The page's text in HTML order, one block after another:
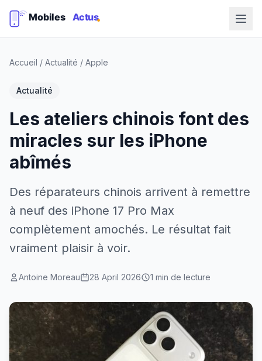
Accueil / Actualité / Apple
Actualité
Les ateliers chinois font des
miracles sur les iPhone
abîmés
Des réparateurs chinois arrivent à remettre
à neuf des iPhone 17 Pro Max
complètement amochés. Le résultat fait
vraiment plaisir à voir.
Antoine Moreau 28 April 2026 1 min de lecture